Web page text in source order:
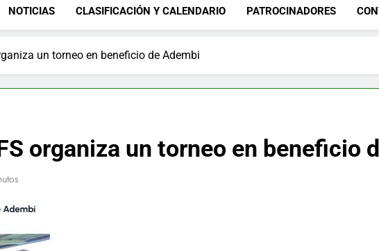
NOTICIAS CLASIFICACIÓN Y CALENDARIO PATROCINADORES
un torneo en beneficio de Adembi
organiza un torneo en beneficio